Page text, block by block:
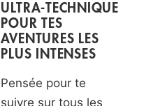
ULTRA-TECHNIQUE
POUR TES
AVENTURES LES
PLUS INTENSES
Pensée pour te
suivre sur tous les